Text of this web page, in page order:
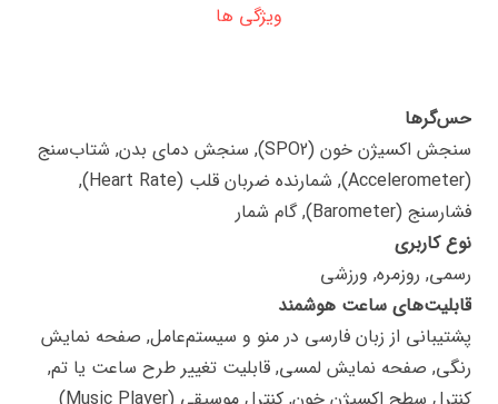
ویژگی ها
حس‌گرها
سنجش اکسیژن خون (SPO2), سنجش دمای بدن, شتاب‌سنج
(Accelerometer), شمارنده ضربان قلب (Heart Rate),
فشارسنج (Barometer), گام شمار
نوع کاربری
رسمی, روزمره, ورزشی
قابلیت‌های ساعت هوشمند
پشتیبانی از زبان فارسی در منو و سیستم‌عامل, صفحه نمایش
رنگی, صفحه نمایش لمسی, قابلیت تغییر طرح ساعت یا تم,